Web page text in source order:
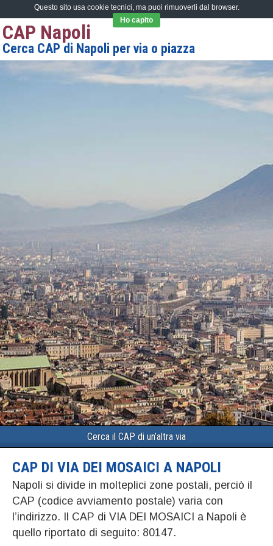
CAP Napoli
Cerca CAP di Napoli per via o piazza
Cerca il CAP di un’altra via
CAP DI VIA DEI MOSAICI A NAPOLI
Napoli si divide in molteplici zone postali, perciò il
CAP (codice avviamento postale) varia con
l’indirizzo. Il CAP di VIA DEI MOSAICI a Napoli è
quello riportato di seguito: 80147.
Questo sito usa cookie tecnici, ma puoi rimuoverli dal browser.
Ho capito